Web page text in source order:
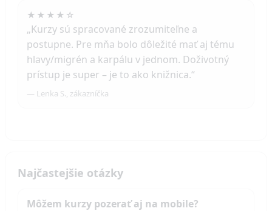
★★★★☆
„Kurzy sú spracované zrozumiteľne a
postupne. Pre mňa bolo dôležité mať aj tému
hlavy/migrén a karpálu v jednom. Doživotný
prístup je super – je to ako knižnica.“
— Lenka S., zákazníčka
Najčastejšie otázky
Môžem kurzy pozerať aj na mobile?